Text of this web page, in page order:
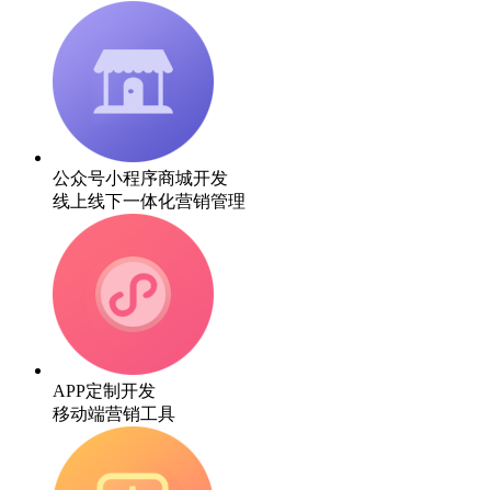
公众号小程序商城开发
线上线下一体化营销管理
APP定制开发
移动端营销工具